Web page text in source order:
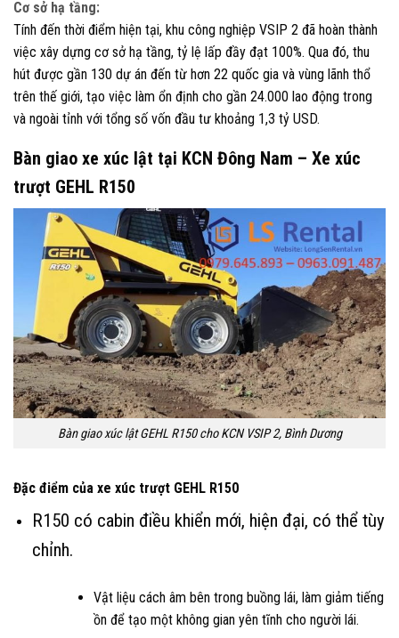
Cơ sở hạ tầng:
Tính đến thời điểm hiện tại, khu công nghiệp VSIP 2 đã hoàn thành
việc xây dựng cơ sở hạ tầng, tỷ lệ lấp đầy đạt 100%. Qua đó, thu
hút được gần 130 dự án đến từ hơn 22 quốc gia và vùng lãnh thổ
trên thế giới, tạo việc làm ổn định cho gần 24.000 lao động trong
và ngoài tỉnh với tổng số vốn đầu tư khoảng 1,3 tỷ USD.
Bàn giao xe xúc lật tại KCN Đông Nam – Xe xúc
trượt GEHL R150
Bàn giao xúc lật GEHL R150 cho KCN VSIP 2, Bình Dương
Đặc điểm của xe xúc trượt GEHL R150
R150 có cabin điều khiển mới, hiện đại, có thể tùy
chỉnh.
Vật liệu cách âm bên trong buồng lái, làm giảm tiếng
ồn để tạo một không gian yên tĩnh cho người lái.